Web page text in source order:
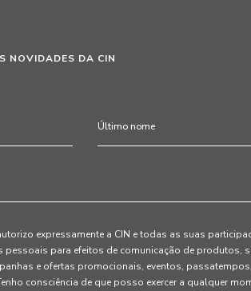
NOVIDADES DA CIN
expressamente a CIN e todas as suas
para efeitos de comunicação de produtos,
e ofertas promocionais, eventos,
consciência de que posso exercer a qualquer